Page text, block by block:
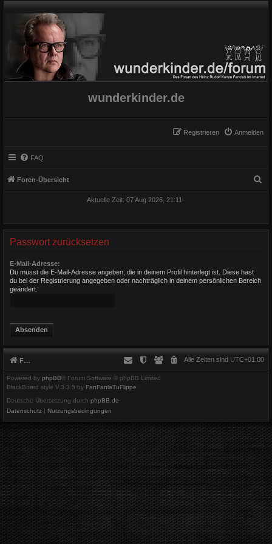
wunderkinder.de
Anmelden
Registrieren
FAQ
Foren-Übersicht
Aktuelle Zeit: 07 Aug 2026, 21:11
Passwort zurücksetzen
E-Mail-Adresse:
Du musst die E-Mail-Adresse angeben, die in deinem Profil hinterlegt ist. Diese hast
du bei der Registrierung angegeben oder nachträglich in deinem persönlichen Bereich
geändert.
Foren-Übersicht Alle Zeiten sind UTC+01:00
Powered by phpBB® Forum Software © phpBB Limited
BlackBoard style V.3.3.5 by FanFanlaTuFlippe
Deutsche Übersetzung durch phpBB.de
Datenschutz | Nutzungsbedingungen